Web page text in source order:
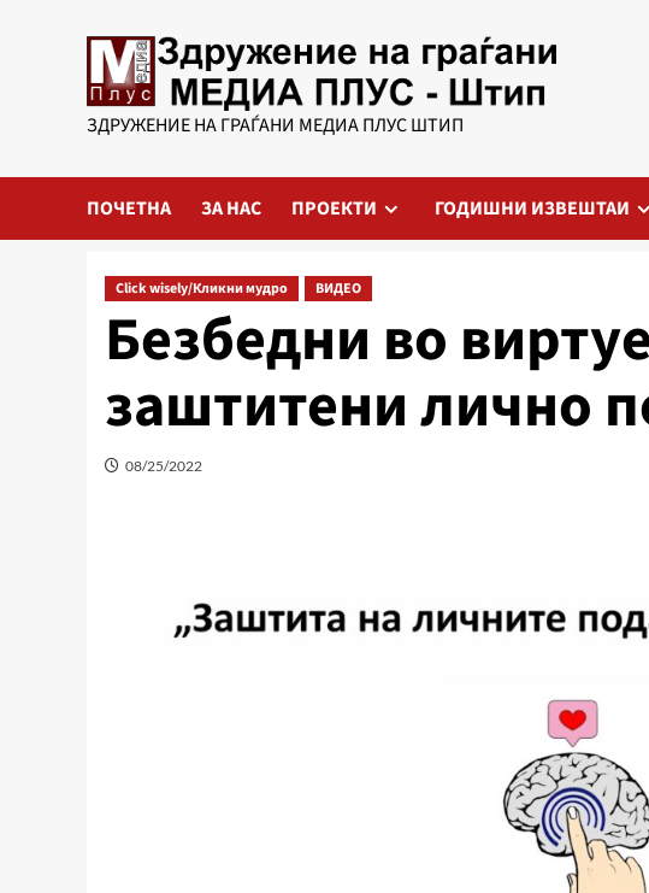
ЗДРУЖЕНИЕ НА ГРАЃАНИ МЕДИА ПЛУС ШТИП
ПОЧЕТНА ЗА НАС ПРОЕКТИ ГОДИШНИ ИЗВЕШТАИ
Click wisely/Кликни мудро ВИДЕО
Безбедни во
заштитени лично
08/25/2022